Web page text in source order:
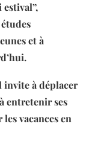
et à
invite à déplacer
entretenir ses
vacances en